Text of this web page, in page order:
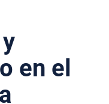
en el